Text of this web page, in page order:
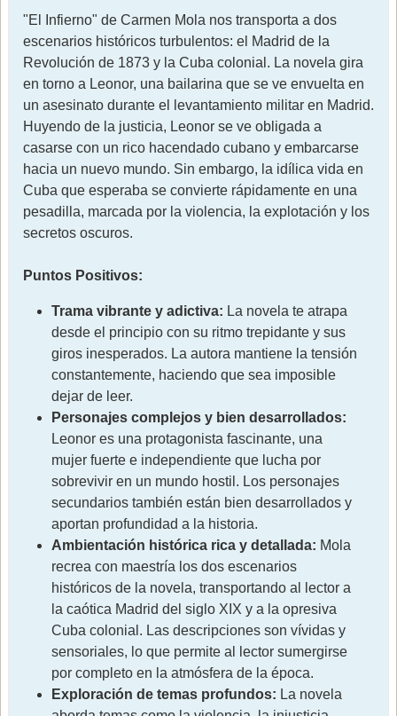
"El Infierno" de Carmen Mola nos transporta a dos
escenarios históricos turbulentos: el Madrid de la
Revolución de 1873 y la Cuba colonial. La novela gira
en torno a Leonor, una bailarina que se ve envuelta en
un asesinato durante el levantamiento militar en Madrid.
Huyendo de la justicia, Leonor se ve obligada a
casarse con un rico hacendado cubano y embarcarse
hacia un nuevo mundo. Sin embargo, la idílica vida en
Cuba que esperaba se convierte rápidamente en una
pesadilla, marcada por la violencia, la explotación y los
secretos oscuros.
Puntos Positivos:
Trama vibrante y adictiva: La novela te atrapa
desde el principio con su ritmo trepidante y sus
giros inesperados. La autora mantiene la tensión
constantemente, haciendo que sea imposible
dejar de leer.
Personajes complejos y bien desarrollados:
Leonor es una protagonista fascinante, una
mujer fuerte e independiente que lucha por
sobrevivir en un mundo hostil. Los personajes
secundarios también están bien desarrollados y
aportan profundidad a la historia.
Ambientación histórica rica y detallada: Mola
recrea con maestría los dos escenarios
históricos de la novela, transportando al lector a
la caótica Madrid del siglo XIX y a la opresiva
Cuba colonial. Las descripciones son vívidas y
sensoriales, lo que permite al lector sumergirse
por completo en la atmósfera de la época.
Exploración de temas profundos: La novela